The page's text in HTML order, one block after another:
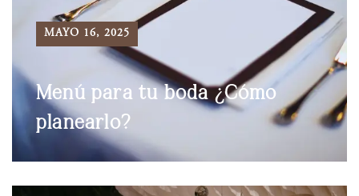
MAYO 16, 2025
Menú para tu boda ¿Cómo
planearlo?